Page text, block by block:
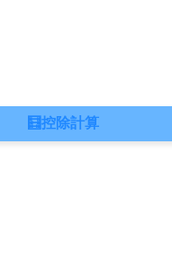
🧮控除計算